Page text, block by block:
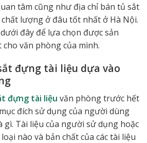
tâm cũng như địa chỉ bán tủ sắt
lượng ở đâu tốt nhất ở Hà Nội.
đây để lựa chọn được sản
văn phòng của mình.
đựng tài liệu dựa vào
đựng tài liệu văn phòng trước hết
đích sử dụng của người dùng
gì. Tài liệu của người sử dụng hoặc
nào và bản chất của các tài liệu